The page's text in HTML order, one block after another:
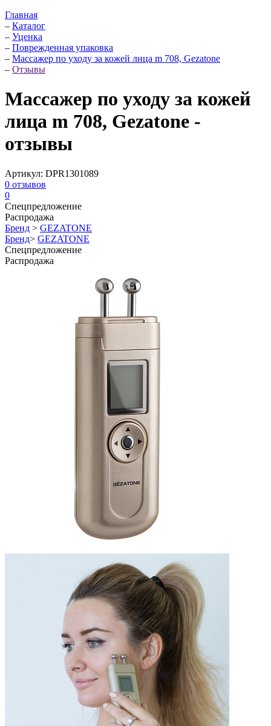
Главная
– Каталог
– Уценка
– Поврежденная упаковка
– Массажер по уходу за кожей лица m 708, Gezatone
– Отзывы
Массажер по уходу за кожей
лица m 708, Gezatone -
отзывы
Артикул: DPR1301089
0 отзывов
0
Спецпредложение
Распродажа
Бренд > GEZATONE
Бренд> GEZATONE
Спецпредложение
Распродажа